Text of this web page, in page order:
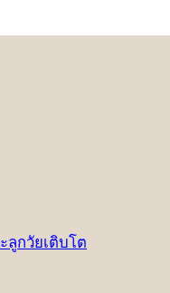
กวัยเติบโต